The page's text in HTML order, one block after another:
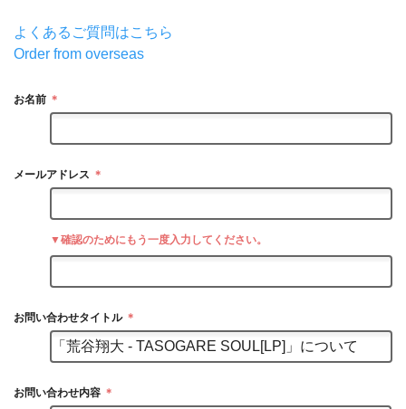
よくあるご質問はこちら
Order from overseas
お名前 ＊
メールアドレス ＊
▼確認のためにもう一度入力してください。
お問い合わせタイトル ＊
お問い合わせ内容 ＊